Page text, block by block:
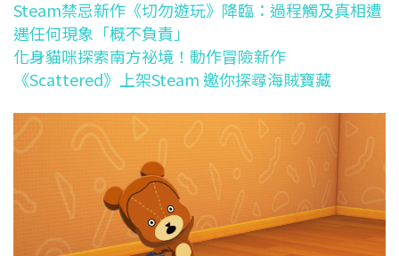
Steam禁忌新作《切勿遊玩》降臨：過程觸及真相遭
遇任何現象「概不負責」
化身貓咪探索南方祕境！動作冒險新作
《Scattered》上架Steam 邀你探尋海賊寶藏